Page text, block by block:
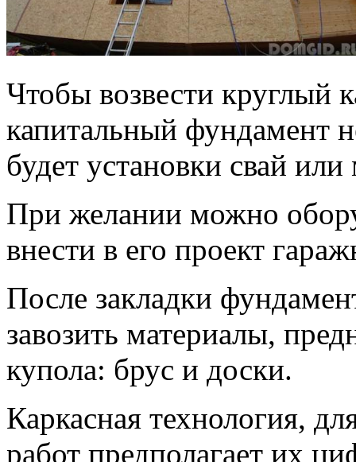
Чтобы возвести круглый
капитальный фундамент
будет установки свай
При желании можно
внести в его проект
После закладки
завозить материалы,
купола: брус и доски.
Каркасная технология,
работ предполагает их